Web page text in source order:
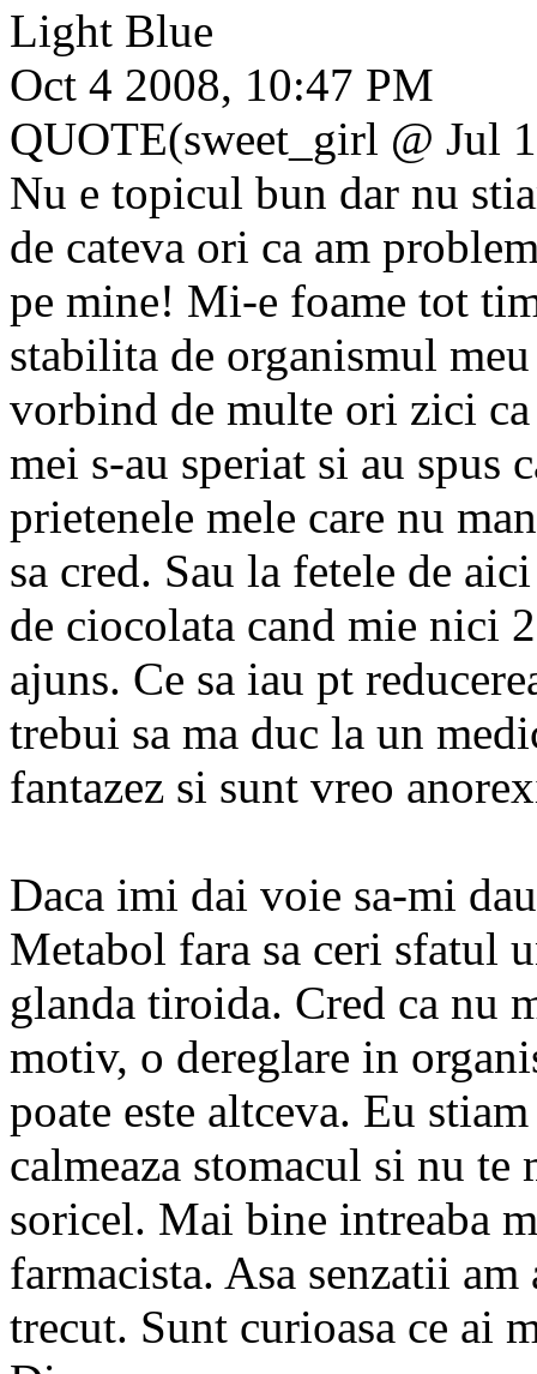
Light Blue
Oct 4 2008, 10:47 PM
QUOTE(sweet_girl @ Jul
Nu e topicul bun dar nu
de cateva ori ca am
pe mine! Mi-e foame tot
stabilita de organismul
vorbind de multe ori zici ca
mei s-au speriat si au spus
prietenele mele care nu
sa cred. Sau la fetele de
de ciocolata cand mie nici
ajuns. Ce sa iau pt
trebui sa ma duc la un
fantazez si sunt vreo
Daca imi dai voie sa-mi
Metabol fara sa ceri sfatul
glanda tiroida. Cred ca nu
motiv, o dereglare in
poate este altceva. Eu
calmeaza stomacul si nu
soricel. Mai bine intreaba
farmacista. Asa senzatii
trecut. Sunt curioasa ce ai